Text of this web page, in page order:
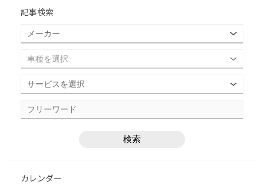
記事検索
カレンダー